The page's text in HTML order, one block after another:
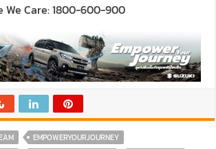
We Care: 1800-600-900
EMPOWERYOURJOURNEY